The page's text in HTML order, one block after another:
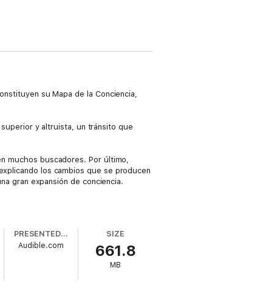
su Mapa de la Conciencia,
y altruista, un tránsito que
muchos buscadores. Por último,
los cambios que se producen
gran expansión de conciencia.
PRESENTED BY
Audible.com
SIZE
661.8
MB